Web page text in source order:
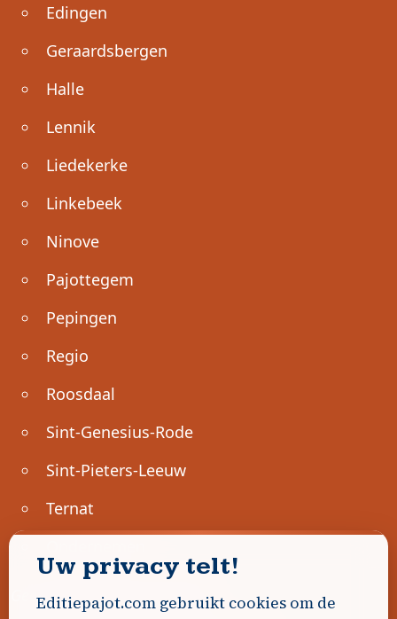
Edingen
Geraardsbergen
Halle
Lennik
Liedekerke
Linkebeek
Ninove
Pajottegem
Pepingen
Regio
Roosdaal
Sint-Genesius-Rode
Sint-Pieters-Leeuw
Ternat
Geen advertenties gevonden.
Uw privacy telt!
Editiepajot.com gebruikt cookies om de